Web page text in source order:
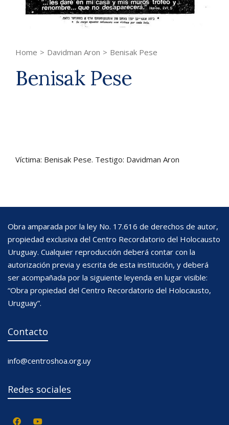
Home > Davidman Aron > Benisak Pese
Benisak Pese
Víctima: Benisak Pese. Testigo: Davidman Aron
Obra amparada por la ley No. 17.616 de derechos de autor,
propiedad exclusiva del Centro Recordatorio del Holocausto
Uruguay. Cualquier reproducción deberá contar con la
autorización previa y escrita de esta institución, y deberá
ser acompañada por la siguiente leyenda en lugar visible:
“Obra propiedad del Centro Recordatorio del Holocausto,
Uruguay”.
Contacto
info@centroshoa.org.uy
Redes sociales